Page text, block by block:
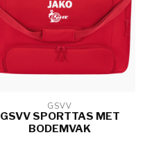
GSVV
GSVV SPORTTAS MET
BODEMVAK